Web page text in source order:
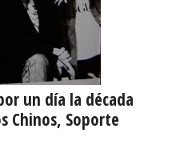
un día la década
Chinos, Soporte